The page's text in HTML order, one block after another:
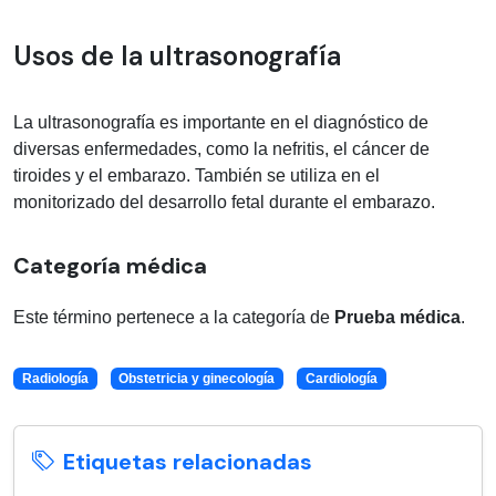
Usos de la ultrasonografía
La ultrasonografía es importante en el diagnóstico de
diversas enfermedades, como la nefritis, el cáncer de
tiroides y el embarazo. También se utiliza en el
monitorizado del desarrollo fetal durante el embarazo.
Categoría médica
Este término pertenece a la categoría de Prueba médica.
Radiología Obstetricia y ginecología Cardiología
Etiquetas relacionadas